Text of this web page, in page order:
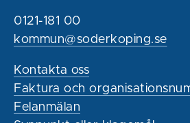
0121-181 00
kommun@soderkoping.se
Kontakta oss
Faktura och
Felanmälan